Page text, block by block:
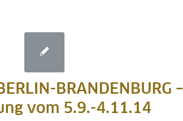
BRANDENBURG –
vom 5.9.-4.11.14